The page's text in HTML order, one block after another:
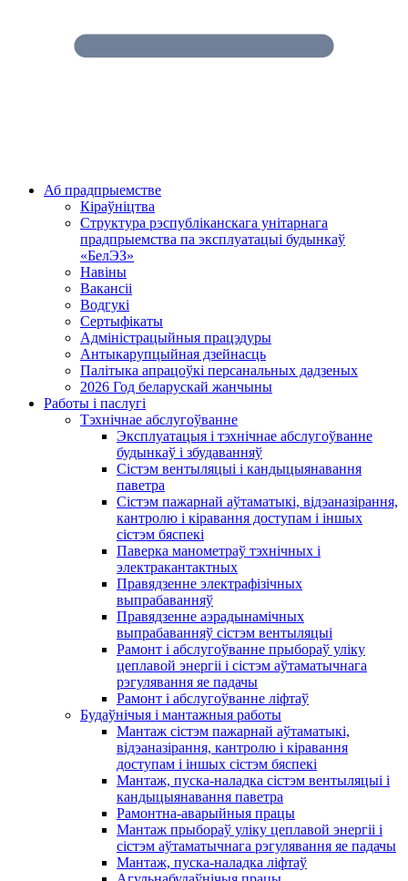
Аб прадпрыемстве
Кіраўніцтва
Структура рэспубліканскага унітарнага
прадпрыемства па эксплуатацыі будынкаў
«БелЭЗ»
Навіны
Вакансіі
Водгукі
Сертыфікаты
Адміністрацыйныя працэдуры
Антыкарупцыйная дзейнасць
Палітыка апрацоўкі персанальных дадзеных
2026 Год беларускай жанчыны
Работы і паслугі
Тэхнічнае абслугоўванне
Эксплуатацыя і тэхнічнае абслугоўванне
будынкаў і збудаванняў
Сістэм вентыляцыі і кандыцыянавання
паветра
Сістэм пажарнай аўтаматыкі, відэаназірання,
кантролю і кіравання доступам і іншых
сістэм бяспекі
Паверка манометраў тэхнічных і
электракантактных
Правядзенне электрафізічных
выпрабаванняў
Правядзенне аэрадынамічных
выпрабаванняў сістэм вентыляцыі
Рамонт і абслугоўванне прыбораў уліку
цеплавой энергіі і сістэм аўтаматычнага
рэгулявання яе падачы
Рамонт і абслугоўванне ліфтаў
Будаўнічыя і мантажныя работы
Мантаж сістэм пажарнай аўтаматыкі,
відэаназірання, кантролю і кіравання
доступам і іншых сістэм бяспекі
Мантаж, пуска-наладка сістэм вентыляцыі і
кандыцыянавання паветра
Рамонтна-аварыйныя працы
Мантаж прыбораў уліку цеплавой энергіі і
сістэм аўтаматычнага рэгулявання яе падачы
Мантаж, пуска-наладка ліфтаў